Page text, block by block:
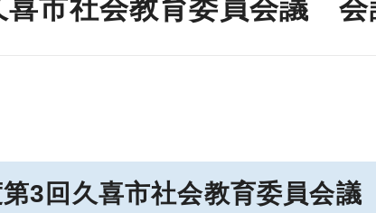
喜市社会教育委員会議 会
3回久喜市社会教育委員会